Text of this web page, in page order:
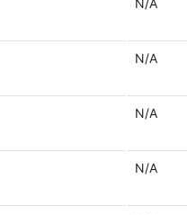
N/A
N/A
N/A
N/A